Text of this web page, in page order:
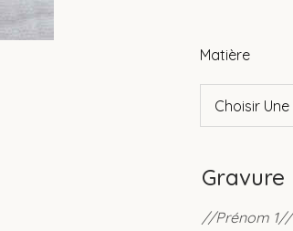
Matière
Gravure
//Prénom